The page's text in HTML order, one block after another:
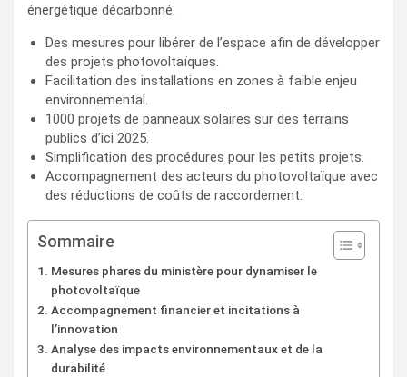
énergétique décarbonné.
Des mesures pour libérer de l’espace afin de développer
des projets photovoltaïques.
Facilitation des installations en zones à faible enjeu
environnemental.
1000 projets de panneaux solaires sur des terrains
publics d’ici 2025.
Simplification des procédures pour les petits projets.
Accompagnement des acteurs du photovoltaïque avec
des réductions de coûts de raccordement.
Sommaire
Mesures phares du ministère pour dynamiser le
photovoltaïque
Accompagnement financier et incitations à
l’innovation
Analyse des impacts environnementaux et de la
durabilité